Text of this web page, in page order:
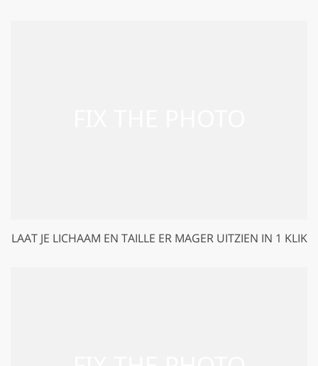
LAAT JE LICHAAM EN TAILLE ER MAGER UITZIEN IN 1 KLIK